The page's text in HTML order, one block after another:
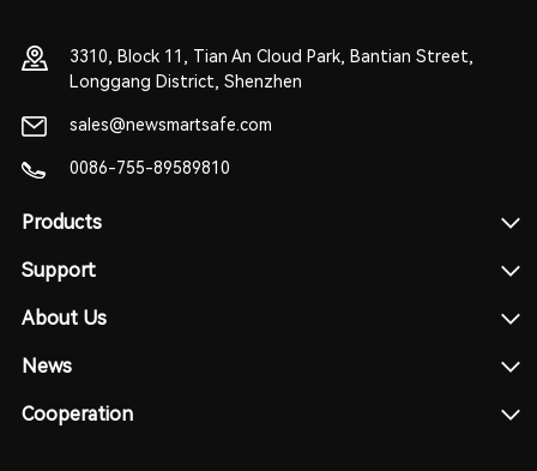
3310, Block 11, Tian An Cloud Park, Bantian Street,
Longgang District, Shenzhen
sales@newsmartsafe.com
0086-755-89589810
Products
Support
About Us
News
Cooperation